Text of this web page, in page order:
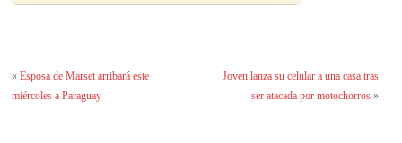
«Esposa de Marset arribará este
miércoles a Paraguay
Joven lanza su celular a una casa tras
ser atacada por motochorros»